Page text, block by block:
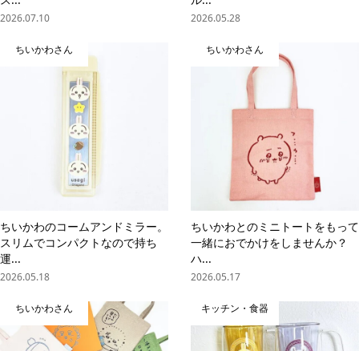
2026.07.10 2026.05.28
ちいかわさん
ちいかわのコームアンドミラー。
スリムでコンパクトなので持ち
運...
2026.05.18
ちいかわさん
ちいかわとのミニトートをもって
一緒におでかけをしませんか？
ハ...
2026.05.17
ちいかわさん キッチン・食器